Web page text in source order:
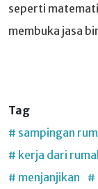
seperti
membuka jasa
Tag
# sampingan
# kerja dari
# menjanjikan
#